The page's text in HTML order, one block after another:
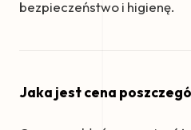
bezpieczeństwo i higienę.
Jaka jest cena